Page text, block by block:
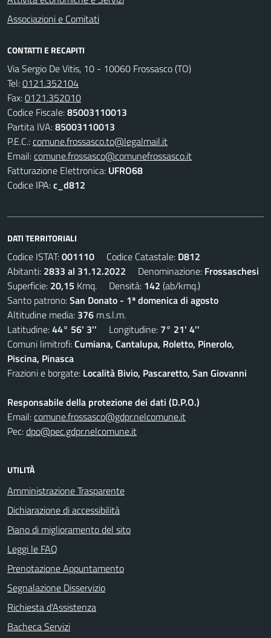
Associazioni e Comitati
CONTATTI E RECAPITI
Via Sergio De Vitis, 10 - 10060 Frossasco (TO)
Tel:0121.352104
Fax:0121.352010
Codice Fiscale:85003110013
Partita IVA:85003110013
P.E.C.:comune.frossasco.to@legalmail.it
Email:comune.frossasco@comunefrossasco.it
Fatturazione Elettronica: UFRO68
Codice IPA:c_d812
DATI TERRITORIALI
Codice ISTAT:001110 Codice Catastale: D812
Abitanti: 2833 al 31.12.2022 Denominazione: Frossaschesi
Superficie: 20,15 Kmq. Densità: 142 (ab/kmq.)
Santo patrono:San Donato - 1ª domenica di agosto
Altitudine media: 376 m.s.l.m.
Latitudine:44° 56' 3'' Longitudine: 7° 21' 4''
Comuni limitrofi:Cumiana, Cantalupa, Roletto, Pinerolo,
Piscina, Pinasca
Frazioni e borgate: Località Bivio, Pascaretto, San Giovanni
Responsabile della protezione dei dati (D.P.O.)
Email:comune.frossasco@gdpr.nelcomune.it
Pec:dpo@pec.gdpr.nelcomune.it
UTILITÀ
Amministrazione Trasparente
Dichiarazione di accessibilità
Piano di miglioramento del sito
Leggi le FAQ
Prenotazione Appuntamento
Segnalazione Disservizio
Richiesta d'Assistenza
Bacheca Servizi